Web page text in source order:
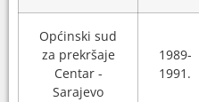
Općinski sud
za prekršaje
Centar -
Sarajevo
1989-
1991.